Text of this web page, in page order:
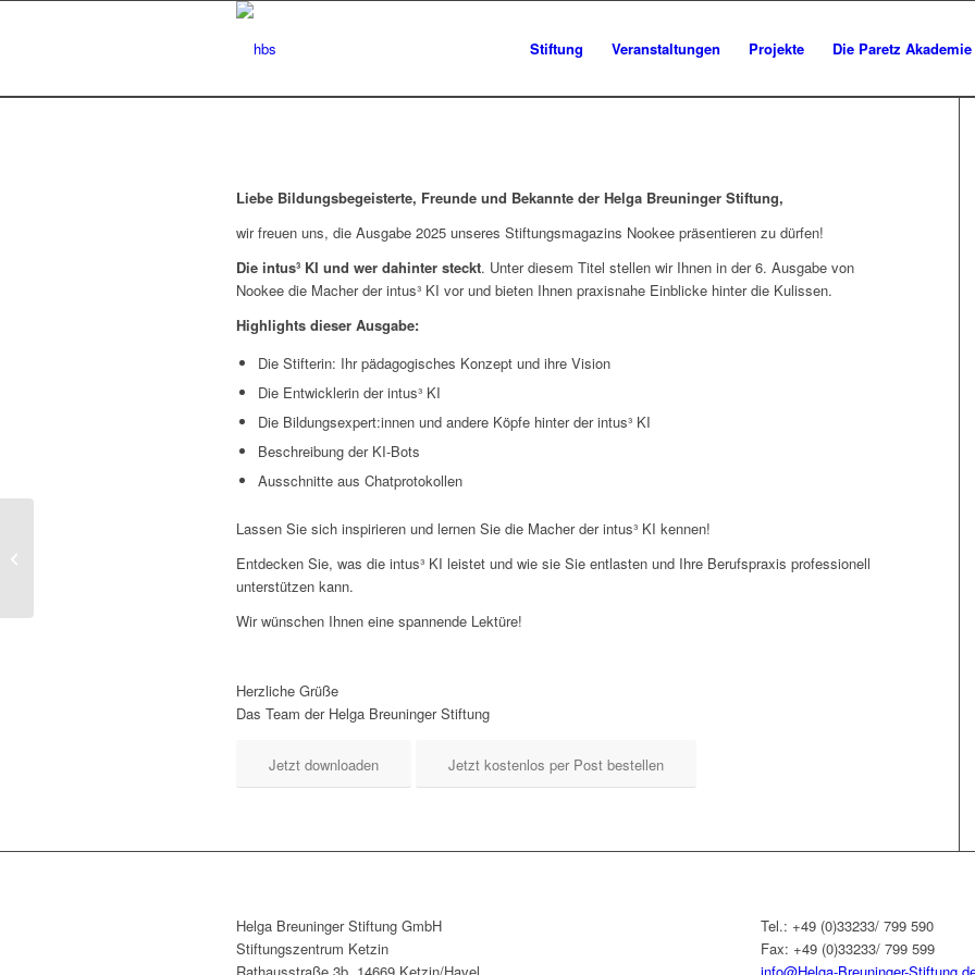
Stiftung Veranstaltungen Projekte Die Paretz Akademie
Liebe Bildungsbegeisterte, Freunde und Bekannte der Helga Breuninger Stiftung,
wir freuen uns, die Ausgabe 2025 unseres Stiftungsmagazins Nookee präsentieren zu dürfen!
Die intus³ KI und wer dahinter steckt. Unter diesem Titel stellen wir Ihnen in der 6. Ausgabe von
Nookee die Macher der intus³ KI vor und bieten Ihnen praxisnahe Einblicke hinter die Kulissen.
Highlights dieser Ausgabe:
Die Stifterin: Ihr pädagogisches Konzept und ihre Vision
Die Entwicklerin der intus³ KI
Die Bildungsexpert:innen und andere Köpfe hinter der intus³ KI
Beschreibung der KI-Bots
Ausschnitte aus Chatprotokollen
Lassen Sie sich inspirieren und lernen Sie die Macher der intus³ KI kennen!
Entdecken Sie, was die intus³ KI leistet und wie sie Sie entlasten und Ihre Berufspraxis professionell
unterstützen kann.
Wir wünschen Ihnen eine spannende Lektüre!
Herzliche Grüße
Das Team der Helga Breuninger Stiftung
Jetzt downloaden Jetzt kostenlos per Post bestellen
Helga Breuninger Stiftung GmbH
Stiftungszentrum Ketzin
Rathausstraße 3b, 14669 Ketzin/Havel
Tel.: +49 (0)33233/ 799 590
Fax: +49 (0)33233/ 799 599
info@Helga-Breuninger-